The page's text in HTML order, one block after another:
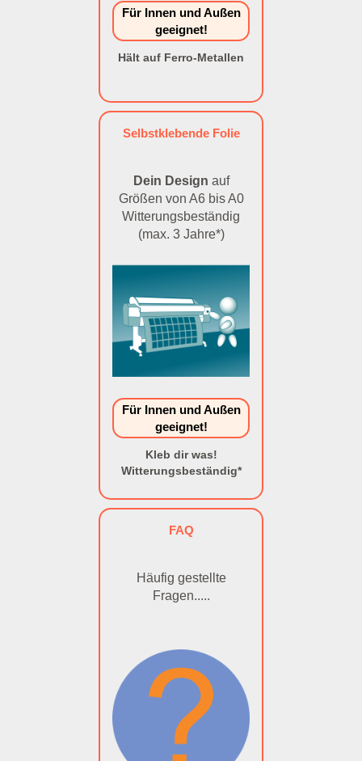
Für Innen und Außen
geeignet!
Hält auf Ferro-Metallen
Selbstklebende Folie
Dein Design auf
Größen von A6 bis A0
Witterungsbeständig
(max. 3 Jahre*)
Für Innen und Außen
geeignet!
Kleb dir was!
Witterungsbeständig*
FAQ
Häufig gestellte
Fragen.....